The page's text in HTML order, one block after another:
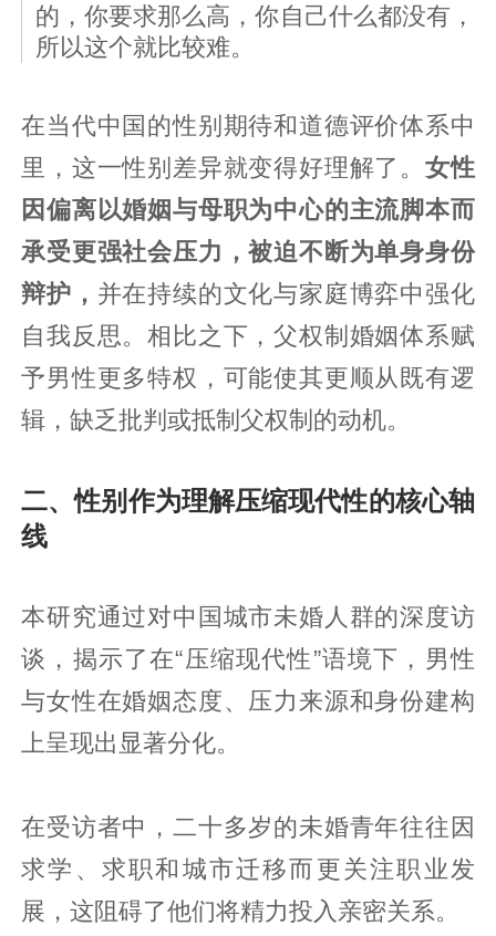
的，你要求那么高，你自己什么都没有，
所以这个就比较难。
在当代中国的性别期待和道德评价体系中
里，这一性别差异就变得好理解了。女性
因偏离以婚姻与母职为中心的主流脚本而
承受更强社会压力，被迫不断为单身身份
辩护， 并在持续的文化与家庭博弈中强化
自我反思。相比之下，父权制婚姻体系赋
予男性更多特权，可能使其更顺从既有逻
辑，缺乏批判或抵制父权制的动机。
二、性别作为理解压缩现代性的核心轴
线
本研究通过对中国城市未婚人群的深度访
谈，揭示了在“压缩现代性”语境下，男性
与女性在婚姻态度、压力来源和身份建构
上呈现出显著分化。
在受访者中，二十多岁的未婚青年往往因
求学、求职和城市迁移而更关注职业发
展，这阻碍了他们将精力投入亲密关系。